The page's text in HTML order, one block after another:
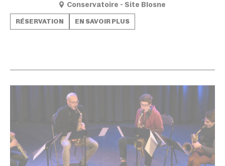
Conservatoire - Site Blosne
RÉSERVATION EN SAVOIR PLUS